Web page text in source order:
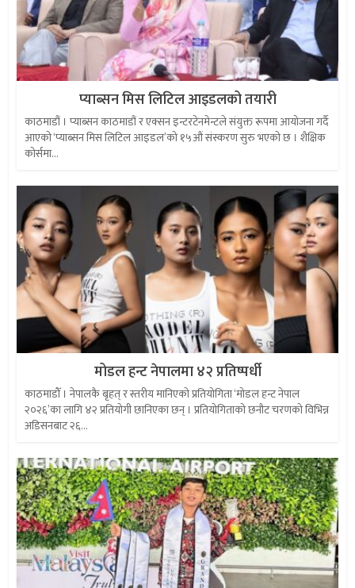
प्याब्सन मिस लिटिल आइडलको तयारी
काठमाडौं । प्याब्सन काठमाडौं र एक्सन इन्टरटेनमेन्टले संयुक्त रूपमा आयोजना गर्दै
आएको ‘प्याब्सन मिस लिटिल आइडल’को १५औं संस्करण सुरु भएको छ । शैक्षिक
कोर्समा...
मोडल हन्ट नेपालमा ४२ प्रतिष्पर्धी
काठमाडौँ । नेपालकै बृहत् र स्तरीय मानिएको प्रतियोगिता ‘मोडल हन्ट नेपाल
२०२६’का लागि ४२ प्रतियोगी छानिएका छन् । प्रतियोगिताको छनौट चरणको विभिन्न
अडिसनबाट २६...